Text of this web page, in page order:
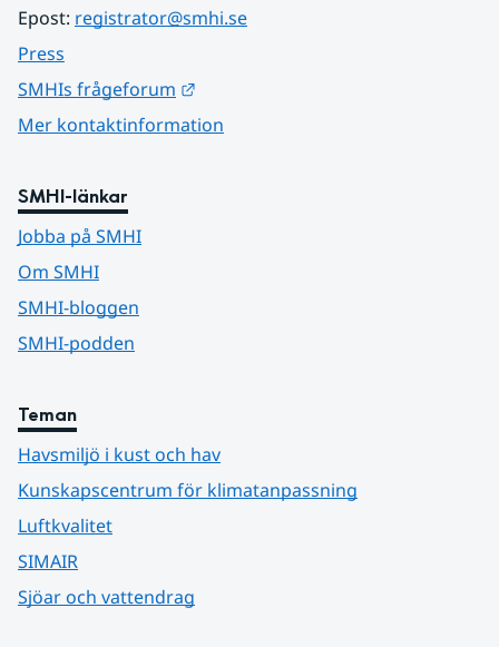
Epost: registrator@smhi.se
Press
SMHIs frågeforum
Mer kontaktinformation
SMHI-länkar
Jobba på SMHI
Om SMHI
SMHI-bloggen
SMHI-podden
Teman
Havsmiljö i kust och hav
Kunskapscentrum för klimatanpassning
Luftkvalitet
SIMAIR
Sjöar och vattendrag